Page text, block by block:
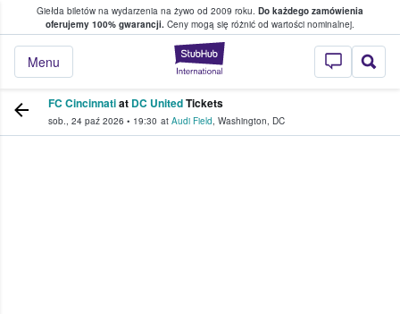
Giełda biletów na wydarzenia na żywo od 2009 roku. Do każdego zamówienia
oferujemy 100% gwarancji. Ceny mogą się różnić od wartości nominalnej.
StubHub —
Menu
w którym fani i kibice kupują i
FC Cincinnatiat DC UnitedTickets
sob., 24 paź 2026 • 19:30 at Audi Field, Washington, DC